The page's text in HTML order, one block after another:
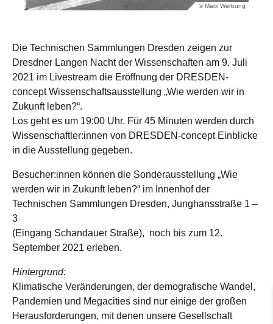
© Marx Werbung
Die Technischen Sammlungen Dresden zeigen zur
Dresdner Langen Nacht der Wissenschaften am 9. Juli
2021 im Livestream die Eröffnung der DRESDEN-
concept Wissenschaftsausstellung „Wie werden wir in
Zukunft leben?“.
Los geht es um 19:00 Uhr. Für 45 Minuten werden durch
Wissenschaftler:innen von DRESDEN-concept Einblicke
in die Ausstellung gegeben.
Besucher:innen können die Sonderausstellung „Wie
werden wir in Zukunft leben?“ im Innenhof der
Technischen Sammlungen Dresden, Junghansstraße 1 –
3
(Eingang Schandauer Straße), noch bis zum 12.
September 2021 erleben.
Hintergrund:
Klimatische Veränderungen, der demografische Wandel,
Pandemien und Megacities sind nur einige der großen
Herausforderungen, mit denen unsere Gesellschaft